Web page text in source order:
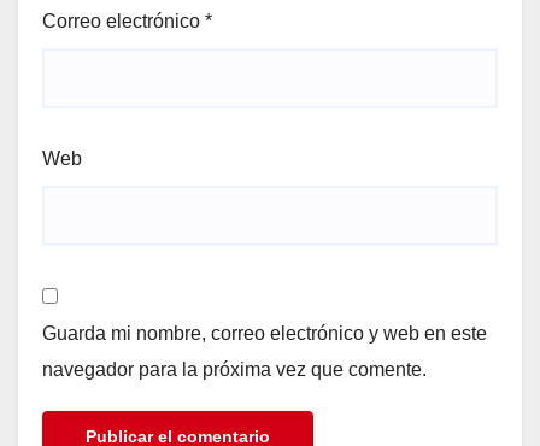
Correo electrónico *
Web
Guarda mi nombre, correo electrónico y web en este
navegador para la próxima vez que comente.